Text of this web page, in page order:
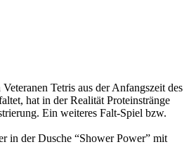
Tetris aus der Anfangszeit des
hat in der Realität Proteinstränge
Ein weiteres Falt-Spiel bzw.
in der Dusche “Shower Power” mit